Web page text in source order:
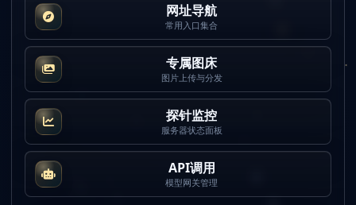
网址导航
常用入口集合
专属图床
图片上传与分发
探针监控
服务器状态面板
API调用
模型网关管理